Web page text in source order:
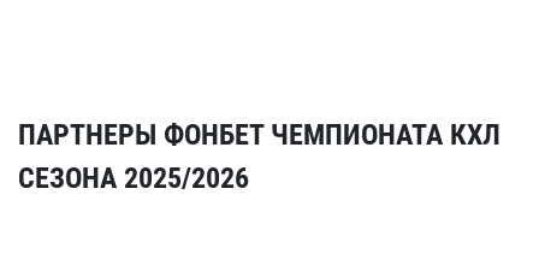
ПАРТНЕРЫ ФОНБЕТ ЧЕМПИОНАТА КХЛ
СЕЗОНА 2025/2026